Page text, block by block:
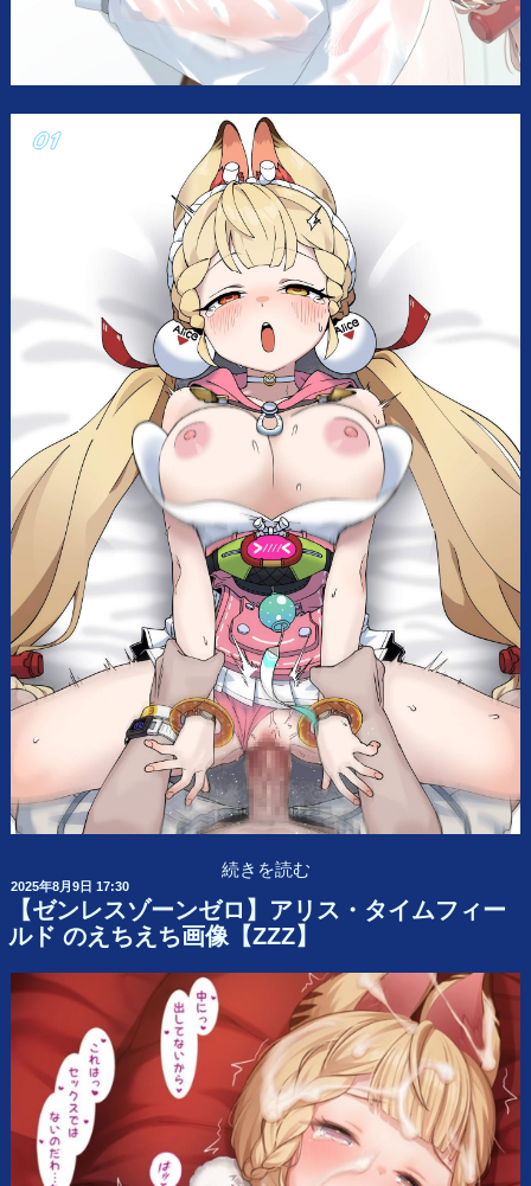
“【ゼ
レ
ス
ゾ
ン
ロ】
リ
ス・
タ
イ
ム
フ
ィ
続きを読む
投
日:
2025年8月9日 17:30
【ゼンレスゾーンゼロ】アリス・タイムフィー
ルド のえちえち画像【ZZZ】